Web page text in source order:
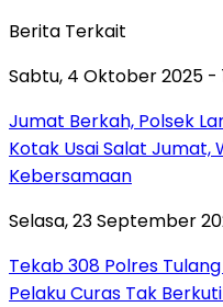
Berita Terkait
Sabtu, 4 Oktober 2025 -
Jumat Berkah, Polsek
Kotak Usai Salat Jumat,
Kebersamaan
Selasa, 23 September
Tekab 308 Polres
Pelaku Curas Tak